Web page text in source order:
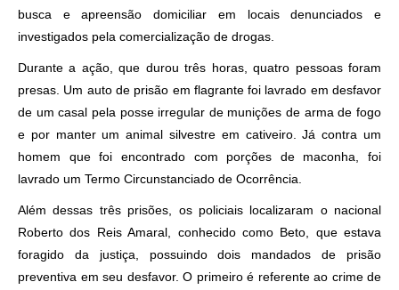
busca e apreensão domiciliar em locais denunciados e
investigados pela comercialização de drogas.
Durante a ação, que durou três horas, quatro pessoas foram
presas. Um auto de prisão em flagrante foi lavrado em desfavor
de um casal pela posse irregular de munições de arma de fogo
e por manter um animal silvestre em cativeiro. Já contra um
homem que foi encontrado com porções de maconha, foi
lavrado um Termo Circunstanciado de Ocorrência.
Além dessas três prisões, os policiais localizaram o nacional
Roberto dos Reis Amaral, conhecido como Beto, que estava
foragido da justiça, possuindo dois mandados de prisão
preventiva em seu desfavor. O primeiro é referente ao crime de